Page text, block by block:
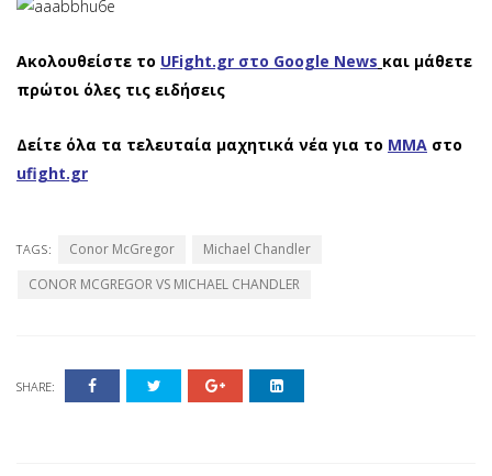
Ακολουθείστε το UFight.gr στο Google News και μάθετε
πρώτοι όλες τις ειδήσεις
Δείτε όλα τα τελευταία μαχητικά νέα για το ΜΜΑ στο
ufight.gr
TAGS: Conor McGregor
Michael Chandler
CONOR MCGREGOR VS MICHAEL CHANDLER
SHARE: